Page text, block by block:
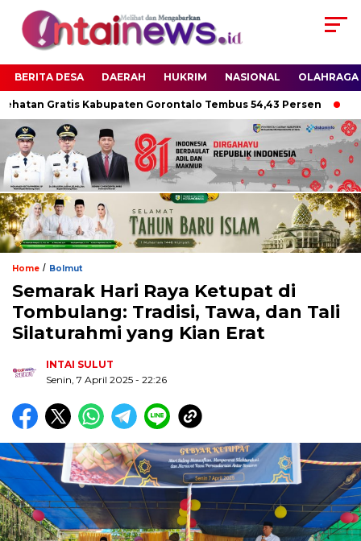
BERITA DESA DAERAH HUKRIM NASIONAL OLAHRAGA
Gratis Kabupaten Gorontalo Tembus 54,43 Persen
Home / Bolmut
Semarak Hari Raya Ketupat di
Tombulang: Tradisi, Tawa, dan Tali
Silaturahmi yang Kian Erat
INTAI SULUT
Senin, 7 April 2025 - 22:26